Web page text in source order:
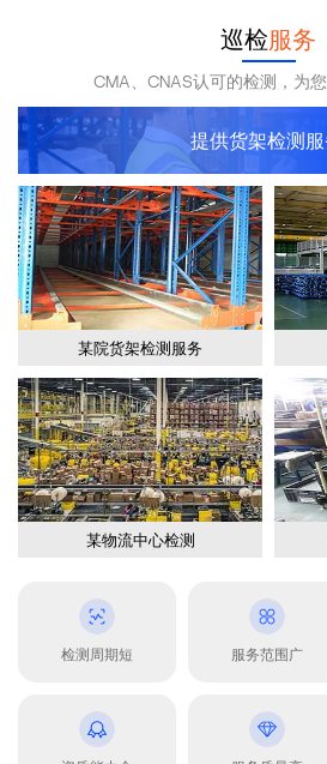
巡检服务
CMA、CNAS认可的检测，为
提供货架检测服
某院货架检测服务
某物流中心检测
检测周期短 服务范围广